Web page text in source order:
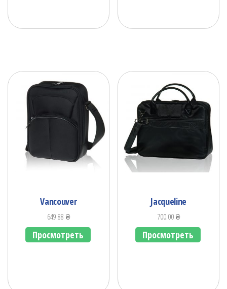
Vancouver
649.88 ₴
Просмотреть
Jacqueline
700.00₴
Просмотреть